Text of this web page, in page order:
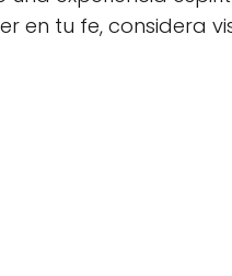
en tu fe, considera